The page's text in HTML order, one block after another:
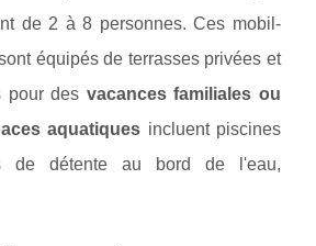
de 2 à 8 personnes. Ces mobil-
équipés de terrasses privées et
pour des vacances familiales ou
aquatiques incluent piscines
de détente au bord de l'eau,